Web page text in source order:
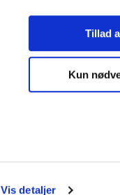
Vis detaljer
Tillad
Kun
Ordblindetræning
Subfooter